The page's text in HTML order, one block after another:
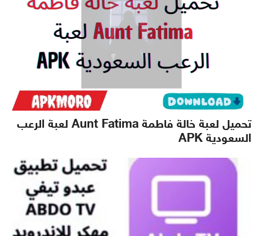
تحميل لعبة خالة فاطمة Aunt Fatima لعبة الرعب
السعودية APK